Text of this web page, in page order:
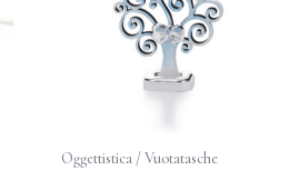
Oggettistica / Vuotatasche